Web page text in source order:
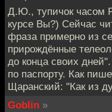
Д.Ю., тупичок часом
курсе Вы?) Сейчас
фраза примерно из
прирождённые
до конца своих
по паспорту. Как
Щаранский: "Как из
Goblin »